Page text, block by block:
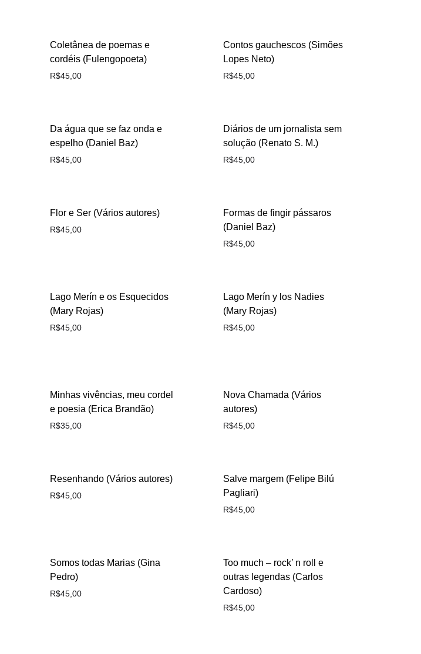
Coletânea de poemas e
cordéis (Fulengopoeta)
R$45,00
Contos gauchescos (Simões
Lopes Neto)
R$45,00
Da água que se faz onda e
espelho (Daniel Baz)
R$45,00
Diários de um jornalista sem
solução (Renato S. M.)
R$45,00
Flor e Ser (Vários autores)
R$45,00
Formas de fingir pássaros
(Daniel Baz)
R$45,00
Lago Merín e os Esquecidos
(Mary Rojas)
R$45,00
Lago Merín y los Nadies
(Mary Rojas)
R$45,00
Minhas vivências, meu cordel
e poesia (Erica Brandão)
R$35,00
Nova Chamada (Vários
autores)
R$45,00
Resenhando (Vários autores)
R$45,00
Salve margem (Felipe Bilú
Pagliari)
R$45,00
Somos todas Marias (Gina
Pedro)
R$45,00
Too much – rock’ n roll e
outras legendas (Carlos
Cardoso)
R$45,00